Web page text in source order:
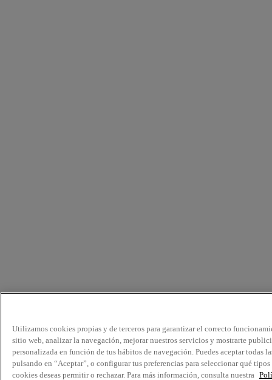
Utilizamos cookies propias y de terceros para garantizar el correcto
sitio web, analizar la navegación, mejorar nuestros servicios y mostrarte
personalizada en función de tus hábitos de navegación. Puedes aceptar todas
pulsando en “Aceptar”, o configurar tus preferencias para seleccionar qué tipos
cookies deseas permitir o rechazar. Para más información, consulta nuestra